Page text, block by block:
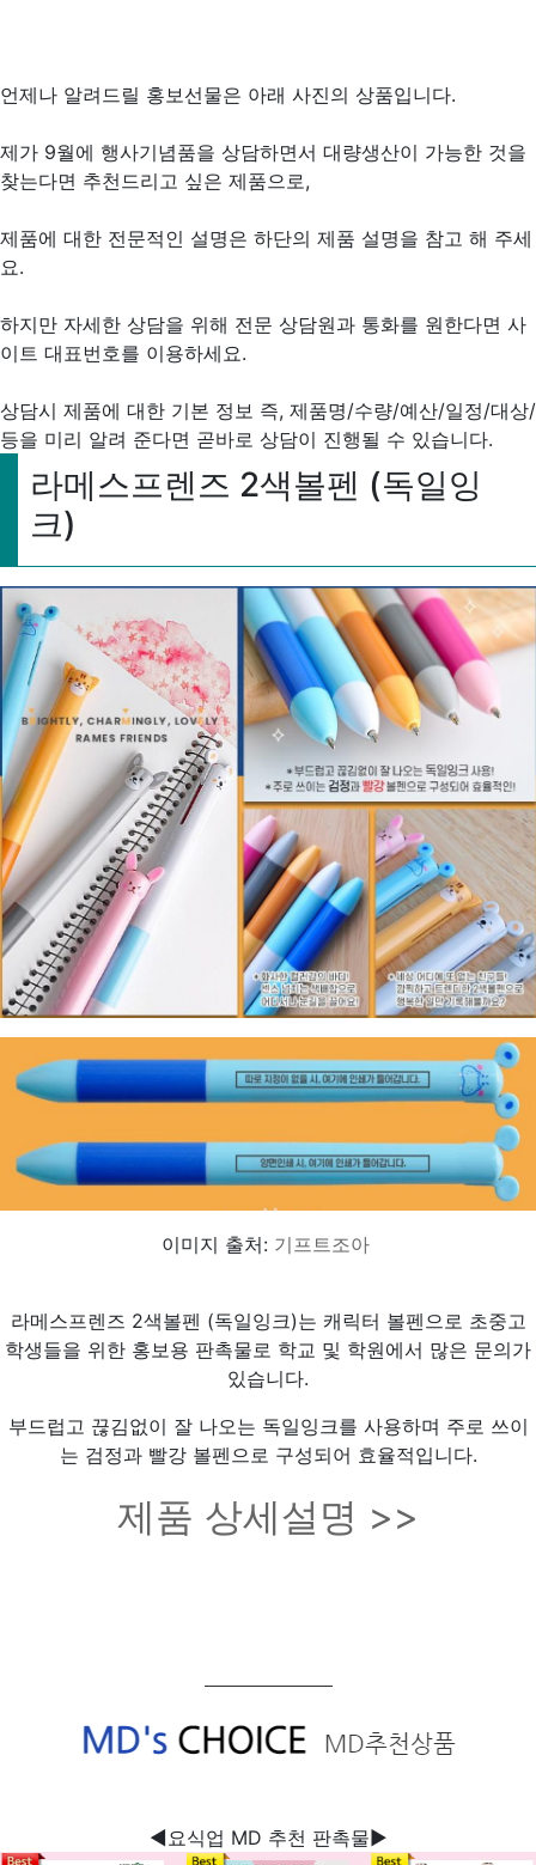
언제나 알려드릴 홍보선물은 아래 사진의 상품입니다.
제가 9월에 행사기념품을 상담하면서 대량생산이 가능한 것을
찾는다면 추천드리고 싶은 제품으로,
제품에 대한 전문적인 설명은 하단의 제품 설명을 참고 해 주세
요.
하지만 자세한 상담을 위해 전문 상담원과 통화를 원한다면 사
이트 대표번호를 이용하세요.
상담시 제품에 대한 기본 정보 즉, 제품명/수량/예산/일정/대상/
등을 미리 알려 준다면 곧바로 상담이 진행될 수 있습니다.
라메스프렌즈 2색볼펜 (독일잉
크)
이미지 출처: 기프트조아
라메스프렌즈 2색볼펜 (독일잉크)는 캐릭터 볼펜으로 초중고
학생들을 위한 홍보용 판촉물로 학교 및 학원에서 많은 문의가
있습니다.
부드럽고 끊김없이 잘 나오는 독일잉크를 사용하며 주로 쓰이
는 검정과 빨강 볼펜으로 구성되어 효율적입니다.
제품 상세설명 >>
◀요식업 MD 추천 판촉물▶